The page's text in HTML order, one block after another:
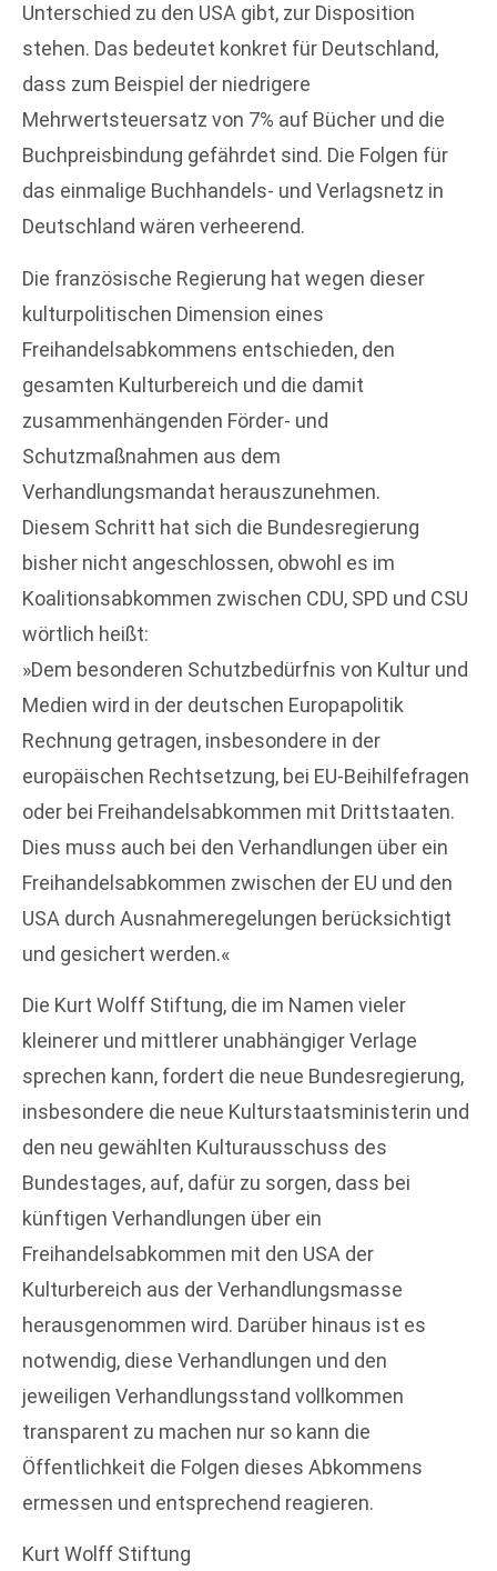
Unterschied zu den USA gibt, zur Disposition
stehen. Das bedeutet konkret für Deutschland,
dass zum Beispiel der niedrigere
Mehrwertsteuersatz von 7% auf Bücher und die
Buchpreisbindung gefährdet sind. Die Folgen für
das einmalige Buchhandels- und Verlagsnetz in
Deutschland wären verheerend.
Die französische Regierung hat wegen dieser
kulturpolitischen Dimension eines
Freihandelsabkommens entschieden, den
gesamten Kulturbereich und die damit
zusammenhängenden Förder- und
Schutzmaßnahmen aus dem
Verhandlungsmandat herauszunehmen.
Diesem Schritt hat sich die Bundesregierung
bisher nicht angeschlossen, obwohl es im
Koalitionsabkommen zwischen CDU, SPD und CSU
wörtlich heißt:
»Dem besonderen Schutzbedürfnis von Kultur und
Medien wird in der deutschen Europapolitik
Rechnung getragen, insbesondere in der
europäischen Rechtsetzung, bei EU-Beihilfefragen
oder bei Freihandelsabkommen mit Drittstaaten.
Dies muss auch bei den Verhandlungen über ein
Freihandelsabkommen zwischen der EU und den
USA durch Ausnahmeregelungen berücksichtigt
und gesichert werden.«
Die Kurt Wolff Stiftung, die im Namen vieler
kleinerer und mittlerer unabhängiger Verlage
sprechen kann, fordert die neue Bundesregierung,
insbesondere die neue Kulturstaatsministerin und
den neu gewählten Kulturausschuss des
Bundestages, auf, dafür zu sorgen, dass bei
künftigen Verhandlungen über ein
Freihandelsabkommen mit den USA der
Kulturbereich aus der Verhandlungsmasse
herausgenommen wird. Darüber hinaus ist es
notwendig, diese Verhandlungen und den
jeweiligen Verhandlungsstand vollkommen
transparent zu machen nur so kann die
Öffentlichkeit die Folgen dieses Abkommens
ermessen und entsprechend reagieren.
Kurt Wolff Stiftung